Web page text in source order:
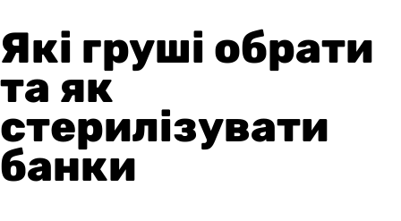
Які груші обрати
та як
стерилізувати
банки